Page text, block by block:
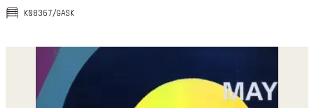
k08367/gask